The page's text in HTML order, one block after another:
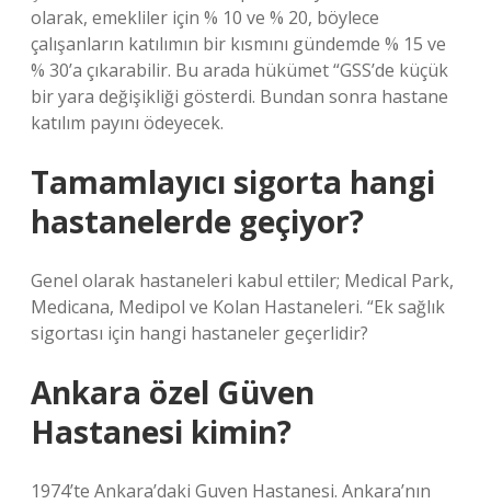
olarak, emekliler için % 10 ve % 20, böylece
çalışanların katılımın bir kısmını gündemde % 15 ve
% 30’a çıkarabilir. Bu arada hükümet “GSS’de küçük
bir yara değişikliği gösterdi. Bundan sonra hastane
katılım payını ödeyecek.
Tamamlayıcı sigorta hangi
hastanelerde geçiyor?
Genel olarak hastaneleri kabul ettiler; Medical Park,
Medicana, Medipol ve Kolan Hastaneleri. “Ek sağlık
sigortası için hangi hastaneler geçerlidir?
Ankara özel Güven
Hastanesi kimin?
1974’te Ankara’daki Guven Hastanesi. Ankara’nın